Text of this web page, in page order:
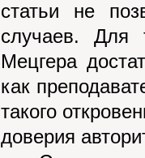
статьи не
случаев. Для
Мецгера
как
такого
доверия